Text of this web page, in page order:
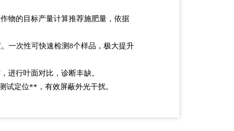
物的目标产量计算推荐施肥量，依据
一次性可快速检测8个样品，极大提升
进行叶面对比，诊断丰缺。
试定位**，有效屏蔽外光干扰。